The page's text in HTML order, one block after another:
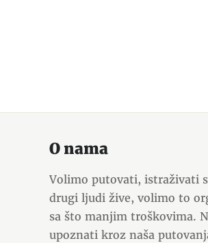
O nama
Volimo putovati, istraživati
drugi ljudi žive, volimo to
sa što manjim troškovima.
upoznati kroz naša